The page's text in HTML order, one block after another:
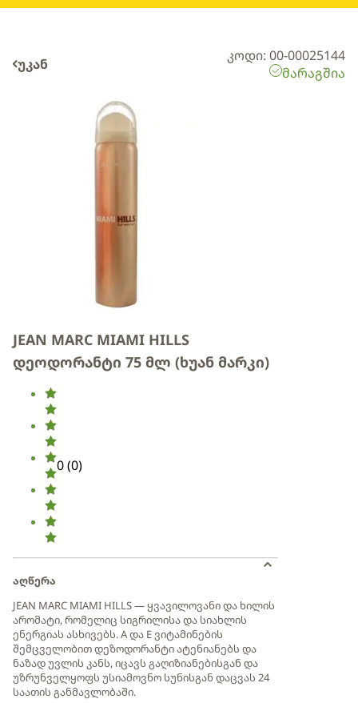
უკან
კოდი: 00-00025144
მარაგშია
JEAN MARC MIAMI HILLS
დეოდორანტი 75 მლ (ხუან მარკი)
0(0)
აღწერა
JEAN MARC MIAMI HILLS — ყვავილოვანი და ხილის
არომატი, რომელიც სიგრილისა და სიახლის
ენერგიას ასხივებს. A და E ვიტამინების
შემცველობით დეზოდორანტი ატენიანებს და
ნაზად უვლის კანს, იცავს გაღიზიანებისგან და
უზრუნველყოფს უსიამოვნო სუნისგან დაცვას 24
საათის განმავლობაში.